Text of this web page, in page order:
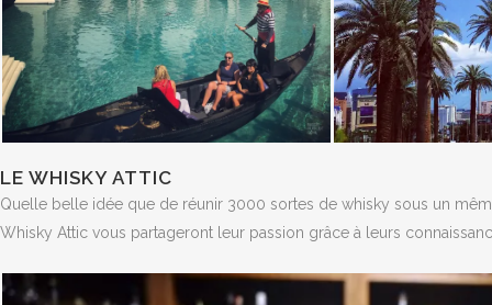
LE WHISKY ATTIC
Quelle belle idée que de réunir 3000 sortes de whisky sous un
Whisky Attic vous partageront leur passion grâce à leurs